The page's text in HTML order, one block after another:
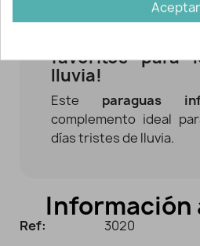
¡Paraguas
favoritos para
lluvia!
Este paraguas
complemento ideal
días tristes de lluvia.
Información
Ref: 3020
Aceptar